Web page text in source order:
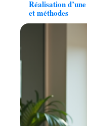
Réalisation
et méthodes